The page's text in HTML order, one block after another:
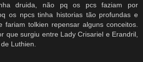
druida, não pq os pcs faziam por
os npcs tinha historias tão profundas e
fariam tolkien repensar alguns conceitos.
que surgiu entre Lady Crisariel e Erandril,
Luthien.